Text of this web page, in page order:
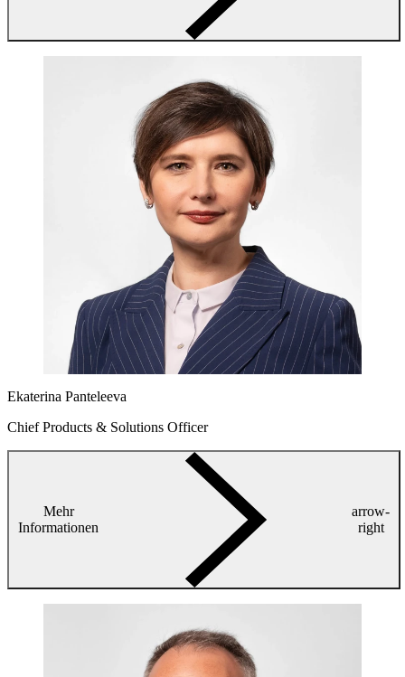
Ekaterina Panteleeva
Chief Products & Solutions Officer
Mehr
Informationen
arrow-
right